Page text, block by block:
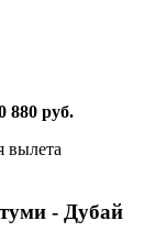
880 руб.
вылета
- Дубай